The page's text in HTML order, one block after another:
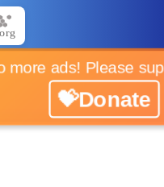
more ads! Please
💝Donate